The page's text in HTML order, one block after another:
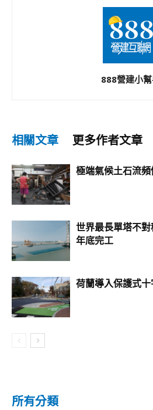
888營建小
相關文章 更多作者文章
極端氣候土石流頻
世界最長單塔不
年底完工
荷蘭導入保護式
所有分類